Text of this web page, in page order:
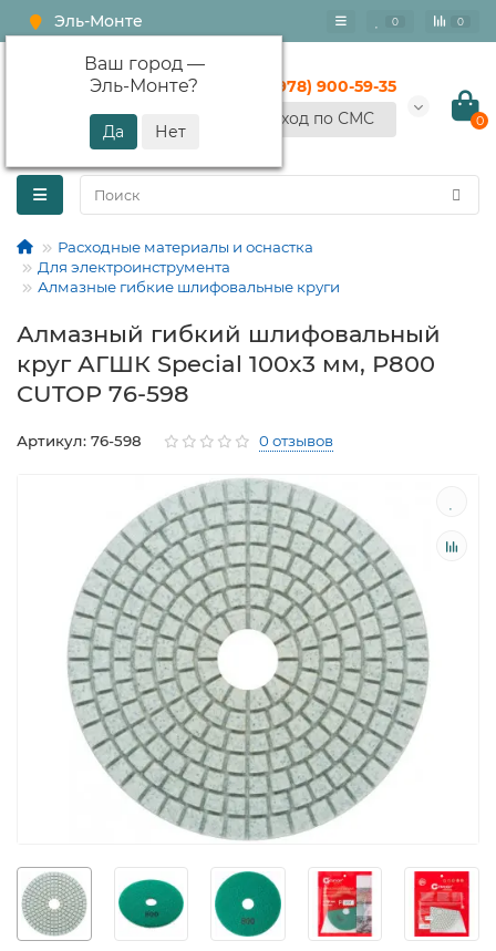
Эль-Монте
Ваш город —
Эль-Монте?
0 0
+7 (978) 900-59-35
Вход по СМС
0
Расходные материалы и оснастка
Для электроинструмента
Алмазные гибкие шлифовальные круги
Алмазный гибкий шлифовальный
круг АГШК Special 100x3 мм, Р800
CUTOP 76-598
Артикул: 76-598 0 отзывов